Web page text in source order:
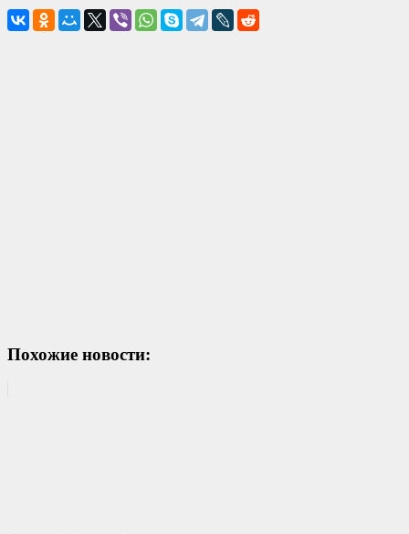
Похожие новости: